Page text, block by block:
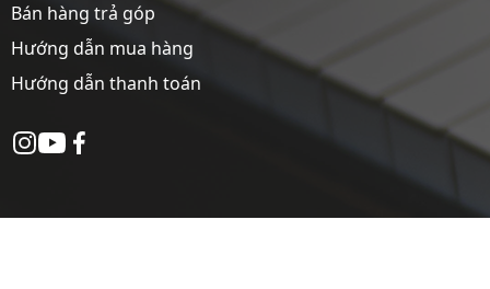
Bán hàng trả góp
Hướng dẫn mua hàng
Hướng dẫn thanh toán